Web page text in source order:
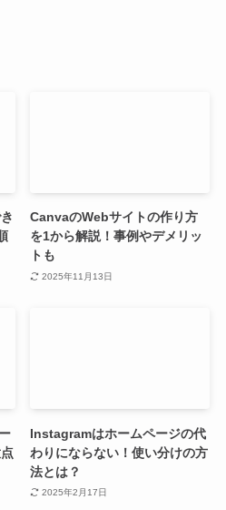
CanvaのWebサイトの作り方
を1から解説！事例やデメリッ
トも
2025年11月13日
Instagramはホームページの代
わりにならない！使い分けの方
法とは？
2025年2月17日